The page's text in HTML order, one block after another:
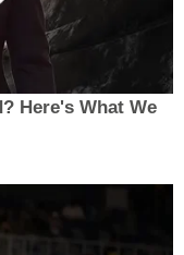
Here's What We